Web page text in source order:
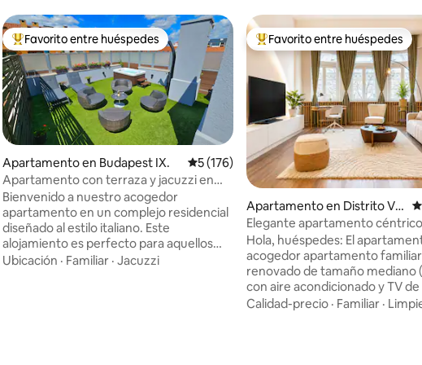
promedio: 5 de 5, 263 reseñas
Favorito entre huéspedes preferido
Favorito entre huéspedes
Apartamento en Budapest IX. Calificación promedio: 5 de 5, 176 reseñas
5 (176)
Apartamento con terraza y jacuzzi en
Toscana + Aparcamiento gratuito
Bienvenido a nuestro acogedor
apartamento en un complejo residencial
diseñado al estilo italiano. Este
alojamiento es perfecto para aquellos
que valoran la paz y la comodidad. La
Ubicación · Familiar · Jacuzzi
Favorito entre huéspedes
Favorito entre huéspedes
Apartamento en Distrito V d
e Budapest
Elegante apartamento
Parlamento
Hola, huéspedes: El apartamento Leo, un
acogedor apartamento
renovado de tamaño mediano
con aire acondicionado y TV de
pulgadas, te espera si planeas
Calidad-precio · Familiar ·